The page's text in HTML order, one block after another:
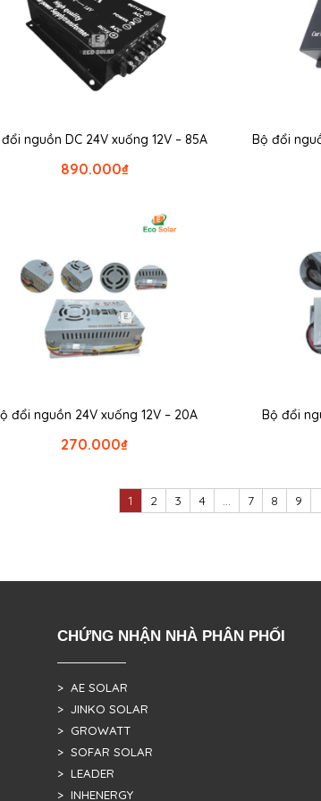
nguồn DC 24V xuống 12V – 85A
₫
890.000
Bộ đổi
đổi nguồn 24V xuống 12V – 20A
₫
270.000
Bộ đổi
1 2 3 4 … 7 8 9
CHỨNG NHẬN NHÀ PHÂN PHỐI
> AE SOLAR
> JINKO SOLAR
> GROWATT
> SOFAR SOLAR
> LEADER
> INHENERGY